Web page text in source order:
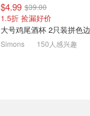
$4.99 $39.00
1.5折 捡漏好价
大号鸡尾酒杯 2只装拼色边
Simons 150人感兴趣